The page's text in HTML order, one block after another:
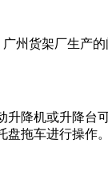
货架厂生产
降机或升降台
拖车进行操作。